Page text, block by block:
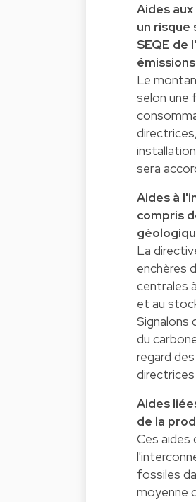
Aides
un
SEQE de
Le
selon une
sera
Aides à
compris
La
enchères
centrales
et au
Signalons
du
regard
Aides
de la
Ces aides
fossiles
moyenne